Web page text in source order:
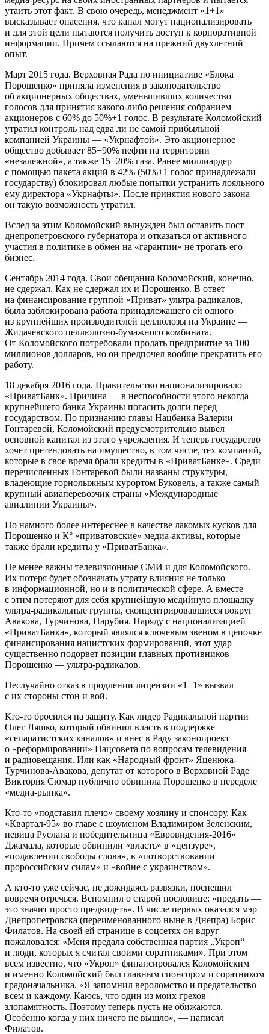
утаить этот факт. В свою очередь, менеджмент «1+1»
высказывает опасения, что канал могут национализировать
и для этой цели пытаются получить доступ к корпоративной
информации. Причем ссылаются на прежний двухлетний
опыт.
Март 2015 года. Верховная Рада по инициативе «Блока
Порошенко» приняла изменения в законодательство
об акционерных обществах, уменьшивших количество
голосов для принятия какого-либо решения собранием
акционеров с 60% до 50%+1 голос. В результате Коломойский
утратил контроль над едва ли не самой прибыльной
компанией Украины — «Укрнафтой». Это акционерное
общество добывает 85−90% нефти на территории
«незалежной», а также 15−20% газа. Ранее миллиардер
с помощью пакета акций в 42% (50%+1 голос принадлежали
государству) блокировал любые попытки устранить лояльного
ему директора «Укрнафты». После принятия нового закона
он такую возможность утратил.
Вслед за этим Коломойский вынужден был оставить пост
днепропетровского губернатора и отказаться от активного
участия в политике в обмен на «гарантии» не трогать его
бизнес.
Сентябрь 2014 года. Свои обещания Коломойский, конечно,
не сдержал. Как не сдержал их и Порошенко. В ответ
на финансирование группой «Приват» ультра-радикалов,
была заблокирована работа принадлежащего ей одного
из крупнейших производителей целлюлозы на Украине —
Жидачевского целлюлозно-бумажного комбината.
От Коломойского потребовали продать предприятие за 100
миллионов долларов, но он предпочел вообще прекратить его
работу.
18 декабря 2016 года. Правительство национализировало
«ПриватБанк». Причина — в неспособности этого некогда
крупнейшего банка Украины погасить долги перед
государством. По признанию главы Нацбанка Валерии
Гонтаревой, Коломойский предусмотрительно вывел
основной капитал из этого учреждения. И теперь государство
хочет претендовать на имущество, в том числе, тех компаний,
которые в свое время брали кредиты в «ПриватБанке». Среди
перечисленных Гонтаревой были названы структуры,
владеющие горнолыжным курортом Буковель, а также самый
крупный авиаперевозчик страны «Международные
авиалинии Украины».
Но намного более интереснее в качестве лакомых кусков для
Порошенко и К° «приватовские» медиа-активы, которые
также брали кредиты у «ПриватБанка».
Не менее важны телевизионные СМИ и для Коломойского.
Их потеря будет обозначать утрату влияния не только
в информационной, но и в политической сфере. А вместе
с этим потеряют для себя крупнейшую медийную площадку
ультра-радикальные группы, сконцентрировавшиеся вокруг
Авакова, Турчинова, Парубия. Наряду с национализацией
«ПриватБанка», который являлся ключевым звеном в цепочке
финансирования нацистских формирований, этот удар
существенно подорвет позиции главных противников
Порошенко — ультра-радикалов.
Неслучайно отказ в продлении лицензии «1+1» вызвал
с их стороны стон и вой.
Кто-то бросился на защиту. Как лидер Радикальной партии
Олег Ляшко, который обвинил власть в поддержке
«сепаратистских каналов» и внес в Раду законопроект
о «реформировании» Нацсовета по вопросам телевидения
и радиовещания. Или как «Народный фронт» Яценюка-
Турчинова-Авакова, депутат от которого в Верховной Раде
Виктория Сюмар публично обвинила Порошенко в переделе
«медиа-рынка».
Кто-то «подставил плечо» своему хозяину и спонсору. Как
«Квартал-95» во главе с шоуменом Владимиром Зеленским,
певица Руслана и победительница «Евровидения-2016»
Джамала, которые обвинили «власть» в «цензуре»,
«подавлении свободы слова», в «потворствовании
пророссийским силам» и «войне с украинством».
А кто-то уже сейчас, не дожидаясь развязки, поспешил
вовремя отречься. Вспомнил о старой пословице: «предать —
это значит просто предвидеть». В числе первых оказался мэр
Днепропетровска (переименованного ныне в Днепра) Борис
Филатов. На своей ей странице в соцсетях он вдруг
пожаловался: «Меня предала собственная партия „Укроп“
и люди, которых я считал своими соратниками». При этом
всем известно, что «Укроп» финансировался Коломойским
и именно Коломойский был главным спонсором и соратником
градоначальника. «Я запомнил вероломство и предательство
всем и каждому. Каюсь, что один из моих грехов —
злопамятность. Поэтому теперь пусть не обижаются.
Особенно когда у них ничего не вышло», — написал
Филатов.